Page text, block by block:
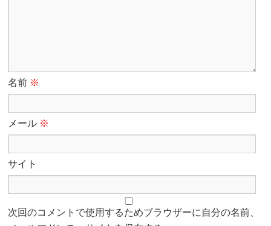
名前 ※
メール ※
サイト
次回のコメントで使用するためブラウザーに自分の名前、